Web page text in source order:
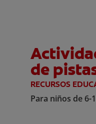
de
RECURSOS
Para niños de 6-